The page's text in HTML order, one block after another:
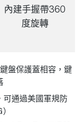
內建手握帶360
度旋轉
盤保護蓋相容，鍵
可通過美國軍規防